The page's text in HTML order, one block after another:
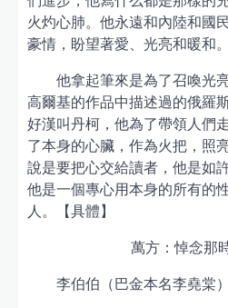
火灼心肺。他永遠和內陸和國
豪情，盼望著愛、光亮和暖和。
他拿起筆來是為了召喚光
高爾基的作品中描述過的俄羅
好漢叫丹柯，他為了帶領人們
了本身的心臟，作為火把，照
說是要把心交給讀者，他是如
他是一個專心用本身的所有的
人。【具體】
萬方：悼念那
李伯伯（巴金本名李堯棠